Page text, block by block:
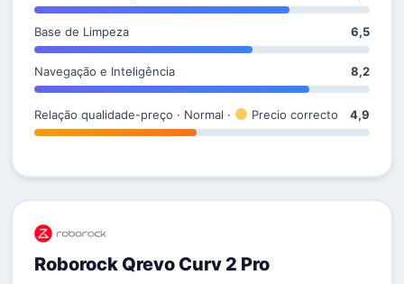
Base de Limpeza 6,5
Navegação e Inteligência 8,2
Relação qualidade-preço · Normal · Precio correcto 4,9
Roborock Qrevo Curv 2 Pro